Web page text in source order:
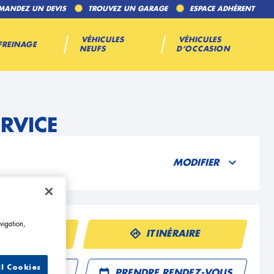
UN DEVIS TROUVEZ UN GARAGE ESPACE ADHÉRENT
VÉHICULES
NEUFS
VÉHICULES
D’OCCASION
MODIFIER
ITINÉRAIRE
Cookies